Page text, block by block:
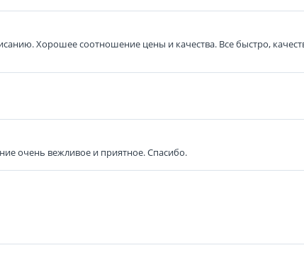
Хорошее соотношение цены и качества. Все быстро,
очень вежливое и приятное. Спасибо.